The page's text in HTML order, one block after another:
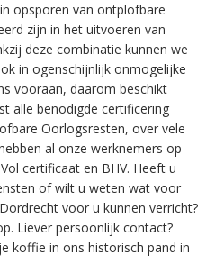
opsporen van ontplofbare
zijn in het uitvoeren van
deze combinatie kunnen we
in ogenschijnlijk onmogelijke
vooraan, daarom beschikt
alle benodigde certificering
Oorlogsresten, over vele
al onze werknemers op
certificaat en BHV. Heeft u
of wilt u weten wat voor
voor u kunnen verricht?
Liever persoonlijk contact?
koffie in ons historisch pand in
LANGUAGE